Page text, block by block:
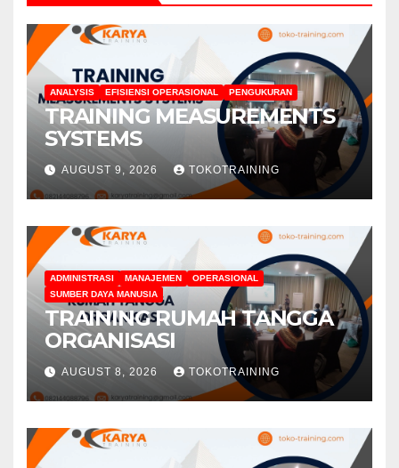
ANALYSIS EFISIENSI OPERASIONAL PENGUKURAN
TRAINING MEASUREMENTS
SYSTEMS
AUGUST 9, 2026 TOKOTRAINING
ADMINISTRASI MANAJEMEN
OPERASIONAL
SUMBER DAYA MANUSIA
TRAINING RUMAH TANGGA
ORGANISASI
AUGUST 8, 2026 TOKOTRAINING